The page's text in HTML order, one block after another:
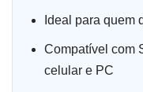
Ideal para quem
Compatível com
celular e PC